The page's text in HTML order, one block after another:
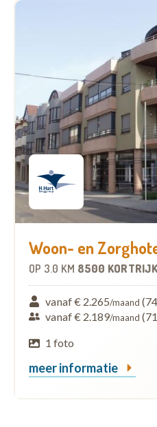
Woon- en
OP 3.0 KM 8500
vanaf € 2.265/maand
vanaf € 2.189/maand
1 foto
meer informatie